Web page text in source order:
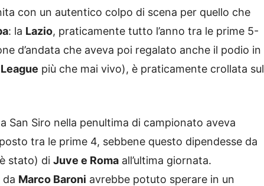
con un autentico colpo di scena per quello che
: la Lazio, praticamente tutto l’anno tra le prime 5-
d’andata che aveva poi regalato anche il podio in
più che mai vivo), è praticamente crollata sul
San Siro nella penultima di campionato aveva
tra le prime 4, sebbene questo dipendesse da
stato) di Juve e Roma all’ultima giornata.
da Marco Baroni avrebbe potuto sperare in un